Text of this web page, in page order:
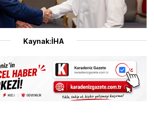
Kaynak:İHA